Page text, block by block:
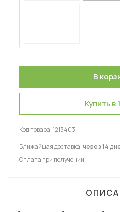
Купить в
Код товара:1213403
Ближайшая доставка:через 14
Оплата при получении